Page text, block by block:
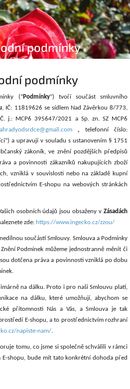
podmínky
podmínky
(“Podmínky”) tvoří součást smluvního
, IČ: 11819626 se sídlem Nad Závěrkou 8/773,
Č. j.: MCP6 395647/2021 a Sp. zn. SZ MCP6
, telefonní číslo:
) a upravují v souladu s ustanovením § 1751
zákoník, ve znění pozdějších předpisů
a povinnosti zákazníků nakupujících zboží
vzniklá v souvislosti nebo na základě kupní
E-shopu na webových stránkách
osobních údajů jsou obsaženy v Zásadách
zde: https://www.ingecko.cz/zzou/
součástí Smlouvy. Smlouva a Podmínky
Podmínek můžeme jednostranně měnit či
dotčena práva a povinnosti vzniklá po dobu
na dálku. Proto i pro naši Smlouvu platí,
na dálku, které umožňují, abychom se
přítomnosti Nás a Vás, a Smlouva je tak
E-shopu, a to prostřednictvím rozhraní
napiste-nam/.
tomu, co jsme si společně schválili v rámci
E-shopu, bude mít tato konkrétní dohoda před